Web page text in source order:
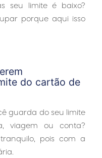
seu limite é baixo?
porque aqui isso
do cartão de
guarda do seu limite
viagem ou conta?
pois com a